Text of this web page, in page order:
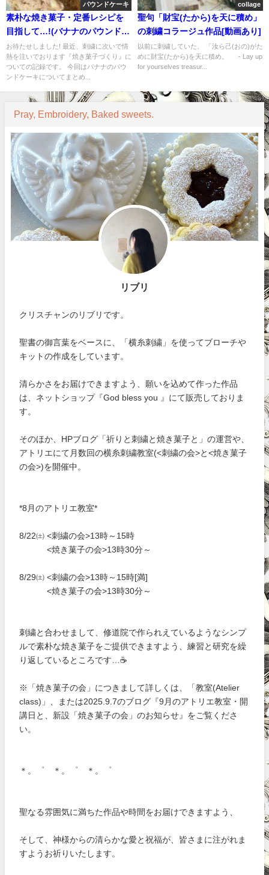
パウンドケーキ
素朴な焼き菓子・定番レシピを
目指して…!(バナナのパウンドケ
ーキ編)
お待たせしました! 最近、刺繍に次いで情
熱を注いでおります『焼き菓子づくり』に
ついての記録です。 今回はバナナのパウ
ンドケーキについてまとめ...
collage
聖句「財宝(たから)を天に積め」
の刺繍コラージュ作品[動画あり]
以前に刺繍していた、 「汝ら己(おの)がた
めに財宝(たから)を天に積め。 - Lay up
for yourselves treasur...
Pray, Embroidery, Baked sweets.
リブリ
クリスチャンのリブリです。
聖書の御言葉をベースに、「横糸刺繍」を使ってブローチや
キットの作成をしています。
清らかさをお届けできますよう、願いを込めて作った作品
は、ネットショップ『God bless you 』にて販売しておりま
す。
そのほか、HPブログ「祈りと刺繍と焼き菓子と」の運営や、
アトリエにて月数回の横糸刺繍教室(<刺繍の会>と<焼き菓子
の会>)を開催中。
*8月のアトリエ教室*
8/22㈯ <刺繍の会>13時～15時
<焼き菓子の会>13時30分～
8/29㈯ <刺繍の会>13時～15時[満]
<焼き菓子の会>13時30分～
刺繍と合わせまして、修道院で作られえているようなシンプ
ルで素朴な焼き菓子をご提供できますよう、練習と研究を繰
り返しているところです…☕
※「焼き菓子の会」につきまして詳しくは、「教室(Atelier
class)」、または2025.9.7のブログ『9月のアトリエ教室・開
講日と、新設「焼き菓子の会」のお知らせ』をご覧くださ
い。
＊。゜ ＊。゜ ＊。゜
聖なる雰囲気に満ちた作品や時間をお届けできますよう、
そして、神様からの清らかな愛と祝福が、皆さまに注がれま
すようお祈りいたします。